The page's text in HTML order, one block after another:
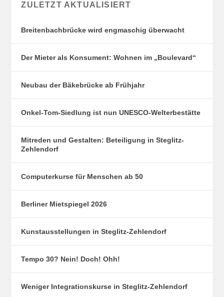
ZULETZT AKTUALISIERT
Breitenbachbrücke wird engmaschig überwacht
Der Mieter als Konsument: Wohnen im „Boulevard“
Neubau der Bäkebrücke ab Frühjahr
Onkel-Tom-Siedlung ist nun UNESCO-Welterbestätte
Mitreden und Gestalten: Beteiligung in Steglitz-
Zehlendorf
Computerkurse für Menschen ab 50
Berliner Mietspiegel 2026
Kunstausstellungen in Steglitz-Zehlendorf
Tempo 30? Nein! Doch! Ohh!
Weniger Integrationskurse in Steglitz-Zehlendorf